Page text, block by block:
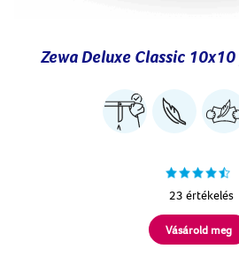
Zewa Deluxe Classic
23 értékelés
Vásárold meg